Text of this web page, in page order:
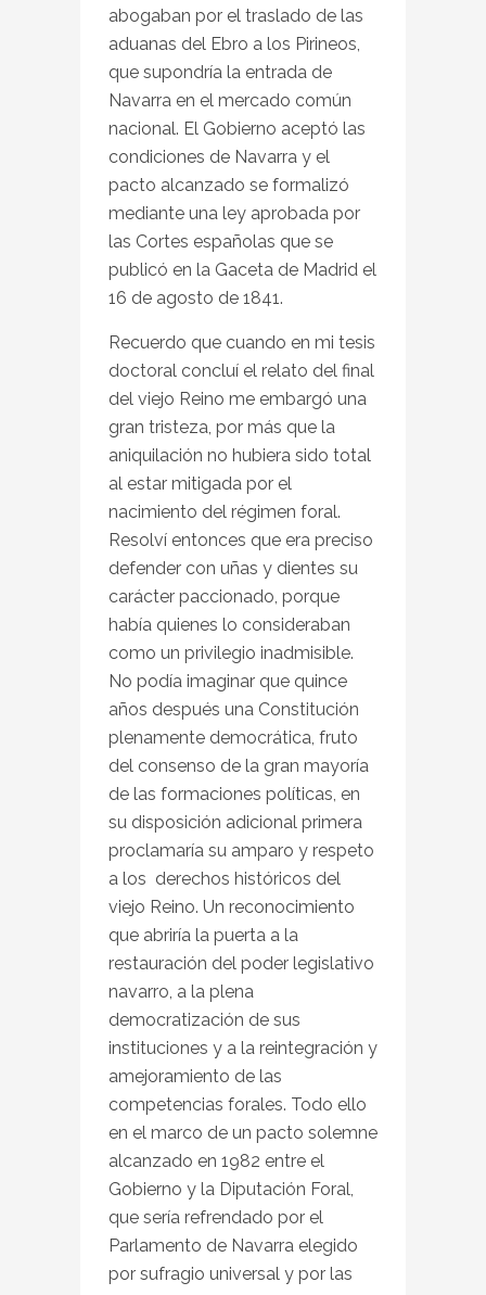
abogaban por el traslado de las
aduanas del Ebro a los Pirineos,
que supondría la entrada de
Navarra en el mercado común
nacional. El Gobierno aceptó las
condiciones de Navarra y el
pacto alcanzado se formalizó
mediante una ley aprobada por
las Cortes españolas que se
publicó en la Gaceta de Madrid el
16 de agosto de 1841.
Recuerdo que cuando en mi tesis
doctoral concluí el relato del final
del viejo Reino me embargó una
gran tristeza, por más que la
aniquilación no hubiera sido total
al estar mitigada por el
nacimiento del régimen foral.
Resolví entonces que era preciso
defender con uñas y dientes su
carácter paccionado, porque
había quienes lo consideraban
como un privilegio inadmisible.
No podía imaginar que quince
años después una Constitución
plenamente democrática, fruto
del consenso de la gran mayoría
de las formaciones políticas, en
su disposición adicional primera
proclamaría su amparo y respeto
a los derechos históricos del
viejo Reino. Un reconocimiento
que abriría la puerta a la
restauración del poder legislativo
navarro, a la plena
democratización de sus
instituciones y a la reintegración y
amejoramiento de las
competencias forales. Todo ello
en el marco de un pacto solemne
alcanzado en 1982 entre el
Gobierno y la Diputación Foral,
que sería refrendado por el
Parlamento de Navarra elegido
por sufragio universal y por las